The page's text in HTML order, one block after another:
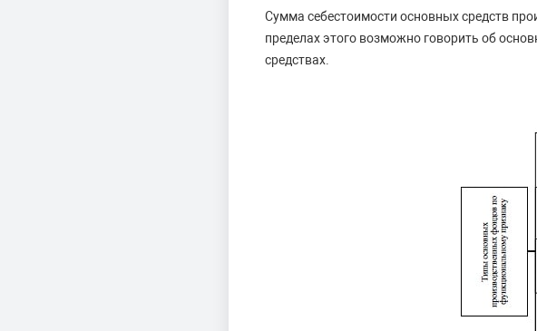
Сумма себестоимости основных средств
пределах этого возможно говорить об
средствах.